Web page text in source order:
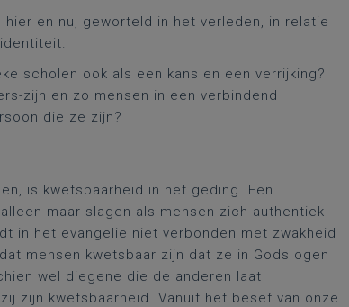
en nu, geworteld in het verleden, in relatie
scholen ook als een kans en een verrijking?
zijn en zo mensen in een verbindend
die ze zijn?
is kwetsbaarheid in het geding. Een
maar slagen als mensen zich authentiek
in het evangelie niet verbonden met zwakheid
mensen kwetsbaar zijn dat ze in Gods ogen
wel diegene die de anderen laat
zijn kwetsbaarheid. Vanuit het besef van onze